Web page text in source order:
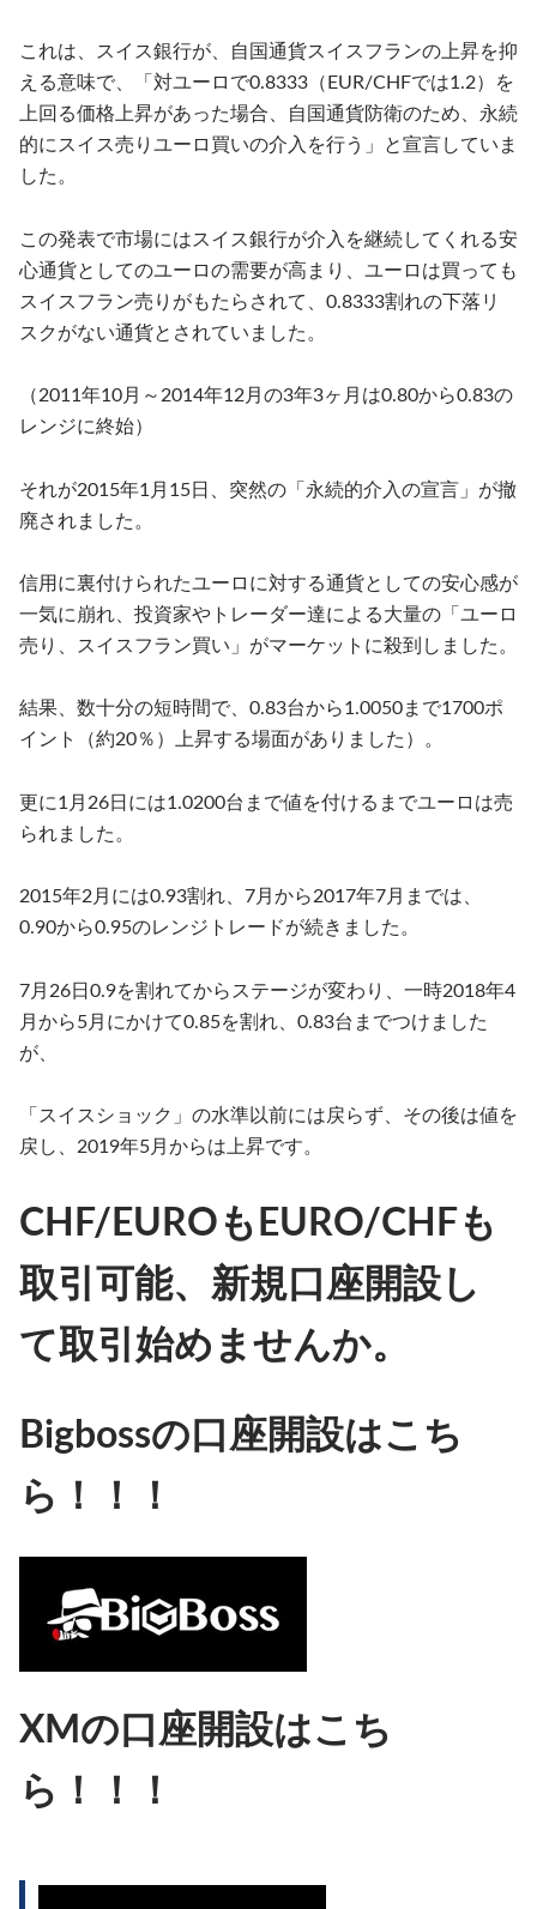
これは、スイス銀行が、自国通貨スイスフランの上昇を抑
える意味で、「対ユーロで0.8333 （ EUR/CHFでは1.2）を
上回る価格上昇があった場合、自国通貨防衛のため、永続
的にスイス売りユーロ買いの介入を行う」と宣言していま
した。
この発表で市場にはスイス銀行が介入を継続してくれる安
心通貨としてのユーロの需要が高まり、ユーロは買っても
スイスフラン売りがもたらされて、 0.8333割れの下落リ
スクがない通貨とされていました。
（2011年10月～2014年12月の3年3ヶ月は0.80から0.83の
レンジに終始）
それが2015年1 月 15日、突然の「永続的介入の宣言」が撤
廃されました。
信用に裏付けられたユーロに対する通貨としての安心感が
一気に崩れ、投資家やトレーダー達による大量の「ユーロ
売り、スイスフラン買い」がマーケットに殺到しました。
結果、数十分の短時間で、 0.83台から1.0050まで1700ポ
イント（約20％）上昇する場面がありました）。
更に1 月 26日には1.0200台まで値を付けるまでユーロは売
られました。
2015年2月には0.93割れ、 7月から2017年7月までは、
0.90から0.95のレンジトレードが続きました。
7月 26日 0.9を割れてからステージが変わり、一時2018年4
月から5月にかけて0.85を割れ、 0.83台までつけました
が、
「スイスショック」の水準以前には戻らず、その後は値を
戻し、 2019年5月からは上昇です。
CHF/EUROもEURO/CHFも
取引可能、新規口座開設し
て取引始めませんか。
Bigbossの口座開設はこち
ら！！！
XMの口座開設はこち
ら！！！